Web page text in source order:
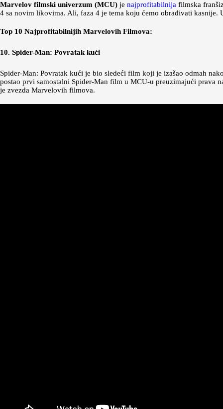
Marvelov filmski univerzum (MCU) je najprofitabilnija filmska
4 sa novim likovima. Ali, faza 4 je tema koju ćemo obrađivati
Top 10 Najprofitabilnijih Marvelovih Filmova:
10. Spider-Man: Povratak kući
Spider-Man: Povratak kući je bio sledeći film koji je izašao odmah
postao prvi samostalni Spider-Man film u MCU-u preuzimajući prava
je zvezda Marvelovih filmova.